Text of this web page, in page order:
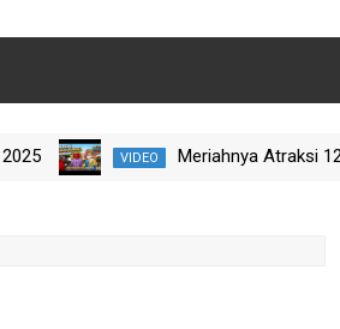
VIDEO
Meriahnya Atraksi 12